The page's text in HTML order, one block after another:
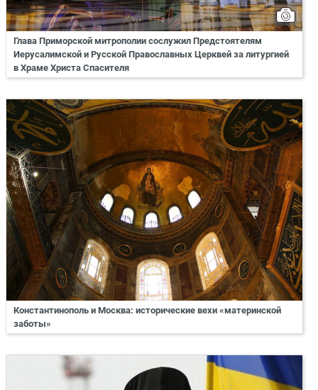
Глава Приморской митрополии сослужил Предстоятелям
Иерусалимской и Русской Православных Церквей за литургией
в Храме Христа Спасителя
Константинополь и Москва: исторические вехи «материнской
заботы»